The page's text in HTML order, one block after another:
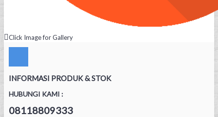
Click Image for Gallery
INFORMASI PRODUK & STOK
HUBUNGI KAMI :
08118809333